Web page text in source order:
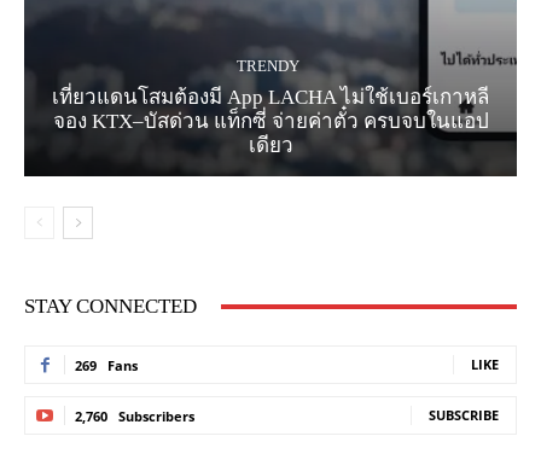
TRENDY
เที่ยวแดนโสมต้องมี App LACHA ไม่ใช้เบอร์เกาหลี
จอง KTX–บัสด่วน แท็กซี่ จ่ายค่าตั๋ว ครบจบในแอป
เดียว
STAY CONNECTED
269 Fans LIKE
2,760 Subscribers SUBSCRIBE